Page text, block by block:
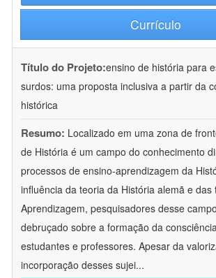
Currículo
Título do Projeto:ensino de história para
surdos: uma proposta inclusiva a partir da
histórica
Resumo: Localizado em uma zona de
de História é um campo do conhecimento
processos de ensino-aprendizagem da
influência da teoria da História alemã e das
Aprendizagem, pesquisadores desse
debruçado sobre a formação da
estudantes e professores. Apesar da
incorporação desses sujei...